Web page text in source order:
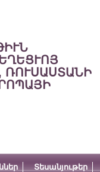
ՌՈՒՍԱՍՏԱՆԻ
Տեսանյութեր